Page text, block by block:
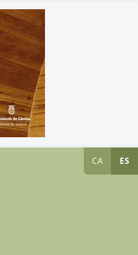
CA ES